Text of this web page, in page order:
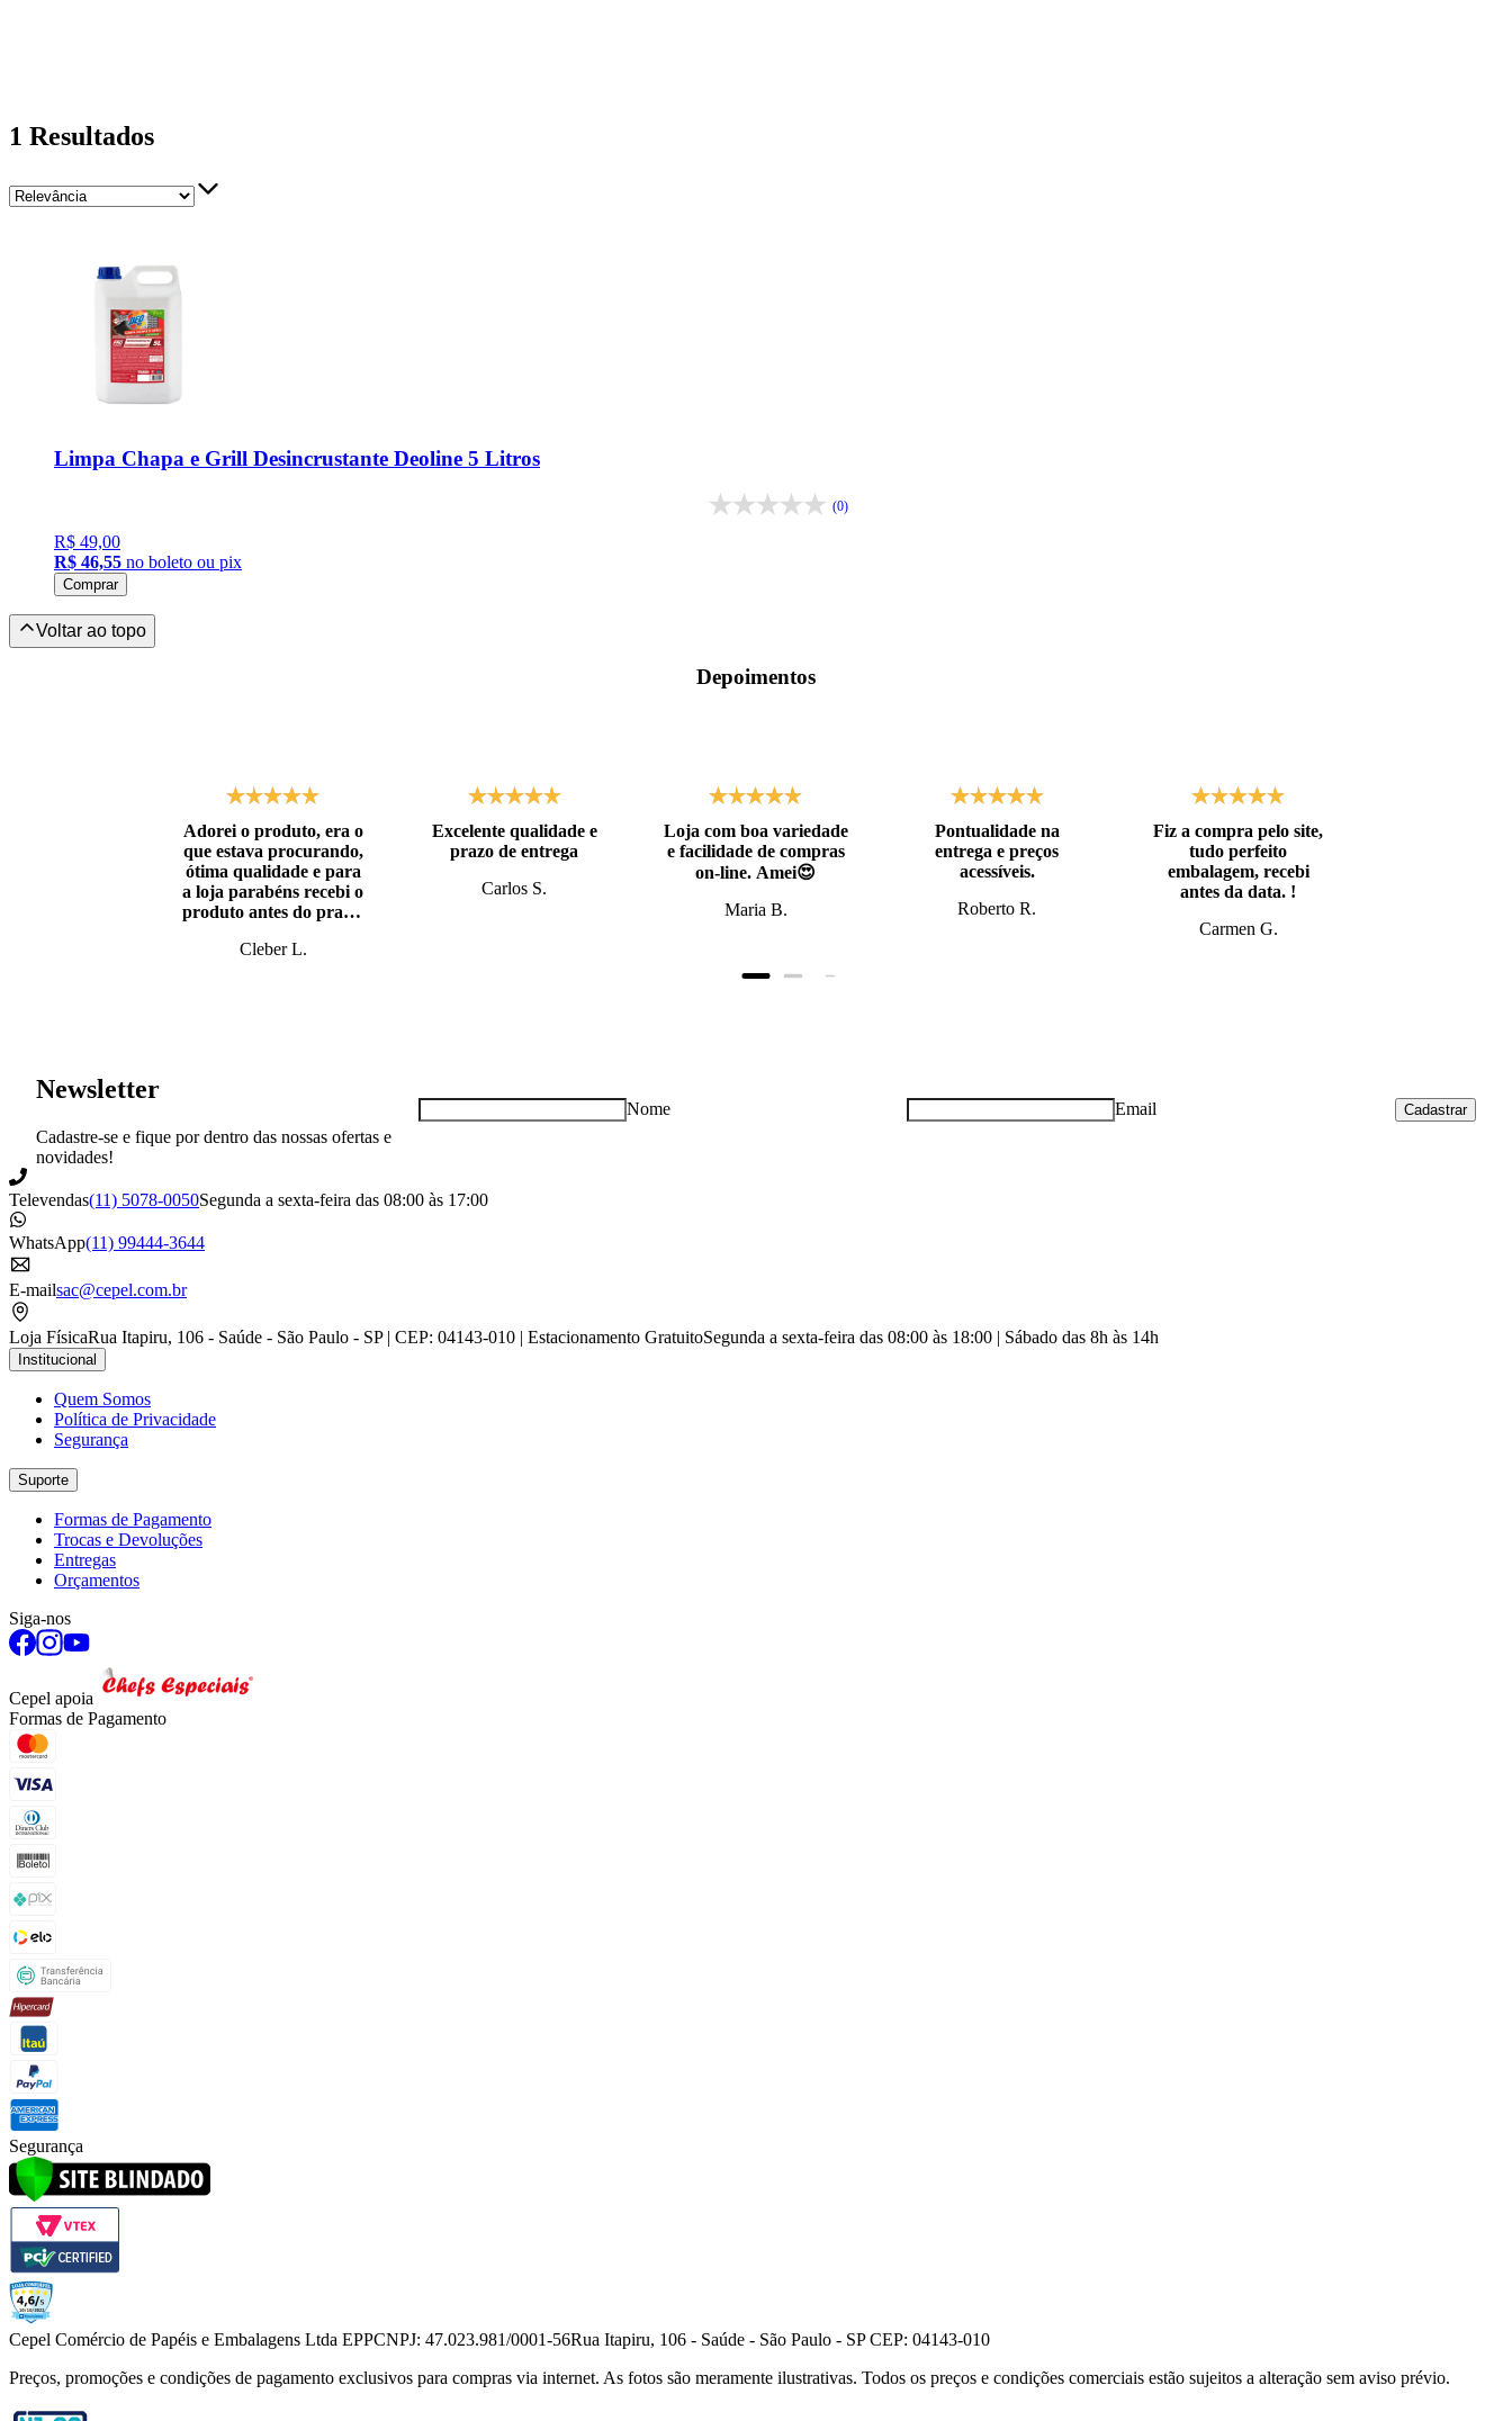
1 Resultados
Limpa Chapa e Grill Desincrustante Deoline 5 Litros
(0)
R$ 49,00
R$ 46,55 no boleto ou pix
Comprar
Depoimentos
Adorei o produto, era o
que estava procurando,
ótima qualidade e para
a loja parabéns recebi o
produto antes do prazo,
Cleber L.
Excelente qualidade e
prazo de entrega
Carlos S.
Loja com boa variedade
e facilidade de compras
on-line. Amei😍
Maria B.
Pontualidade na
entrega e preços
acessíveis.
Roberto R.
Fiz a compra pelo site,
tudo perfeito
embalagem, recebi
antes da data. !
Carmen G.
Newsletter
Cadastre-se e fique por dentro das nossas ofertas e
novidades!
Nome Email Cadastrar
Televendas(11) 5078-0050Segunda a sexta-feira das 08:00 às 17:00
WhatsApp(11) 99444-3644
E-mailsac@cepel.com.br
Loja FísicaRua Itapiru, 106 - Saúde - São Paulo - SP | CEP: 04143-010 | Estacionamento GratuitoSegunda a sexta-feira das 08:00 às 18:00 | Sábado das 8h às 14h
Institucional
Quem Somos
Política de Privacidade
Segurança
Suporte
Formas de Pagamento
Trocas e Devoluções
Entregas
Orçamentos
Siga-nos
Cepel apoia
Formas de Pagamento
Segurança
Cepel Comércio de Papéis e Embalagens Ltda EPPCNPJ: 47.023.981/0001-56Rua Itapiru, 106 - Saúde - São Paulo - SP CEP: 04143-010
Preços, promoções e condições de pagamento exclusivos para compras via internet. As fotos são meramente ilustrativas. Todos os preços e condições comerciais estão sujeitos a alteração sem aviso prévio.